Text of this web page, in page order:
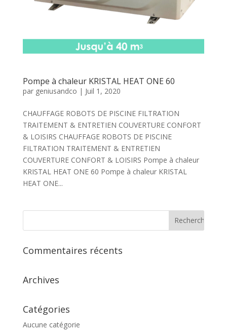
Pompe à chaleur KRISTAL HEAT ONE 60
par geniusandco | Juil 1, 2020
CHAUFFAGE ROBOTS DE PISCINE FILTRATION
TRAITEMENT & ENTRETIEN COUVERTURE CONFORT
& LOISIRS CHAUFFAGE ROBOTS DE PISCINE
FILTRATION TRAITEMENT & ENTRETIEN
COUVERTURE CONFORT & LOISIRS Pompe à chaleur
KRISTAL HEAT ONE 60 Pompe à chaleur KRISTAL
HEAT ONE...
Commentaires récents
Archives
Catégories
Aucune catégorie